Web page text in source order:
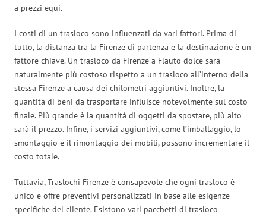
a prezzi equi.
I costi di un trasloco sono influenzati da vari fattori. Prima di
tutto, la distanza tra la Firenze di partenza e la destinazione è un
fattore chiave. Un trasloco da Firenze a Flauto dolce sarà
naturalmente più costoso rispetto a un trasloco all’interno della
stessa Firenze a causa dei chilometri aggiuntivi. Inoltre, la
quantità di beni da trasportare influisce notevolmente sul costo
finale. Più grande è la quantità di oggetti da spostare, più alto
sarà il prezzo. Infine, i servizi aggiuntivi, come l’imballaggio, lo
smontaggio e il rimontaggio dei mobili, possono incrementare il
costo totale.
Tuttavia, Traslochi Firenze è consapevole che ogni trasloco è
unico e offre preventivi personalizzati in base alle esigenze
specifiche del cliente. Esistono vari pacchetti di trasloco